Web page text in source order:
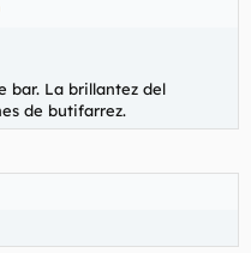
bar. La brillantez del
de butifarrez.